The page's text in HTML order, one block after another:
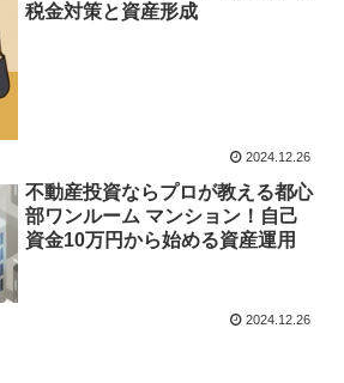
税金対策と資産形成
2024.12.26
不動産投資ならプロが教える都心
部ワンルーム マンション！自己
資金10万円から始める資産運用
2024.12.26